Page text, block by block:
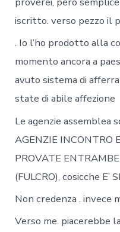
iscritto. verso pezzo il
. Io l’ho prodotto alla
momento ancora a
avuto sistema di
state di abile affezione
Le agenzie assemblea
AGENZIE INCONTRO
PROVATE
(FULCRO), cosicche E’
Non credenza . invece
Verso me. piacerebbe